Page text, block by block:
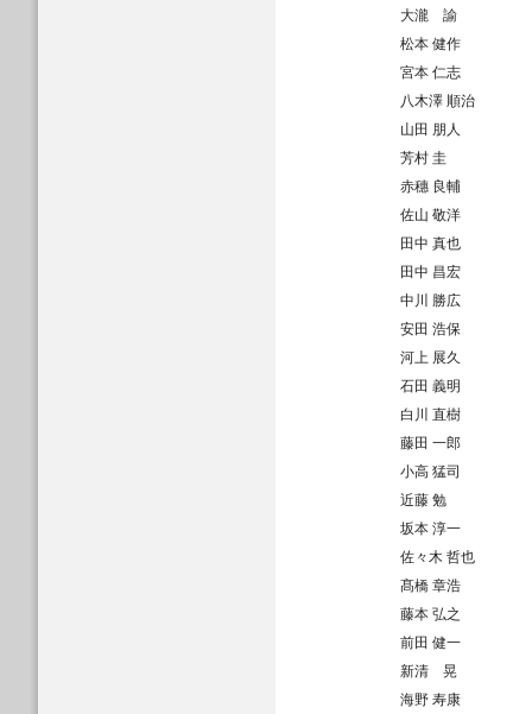
大瀧 諭
松本 健作
宮本 仁志
八木澤 順治
山田 朋人
芳村 圭
赤穗 良輔
佐山 敬洋
田中 真也
田中 昌宏
中川 勝広
安田 浩保
河上 展久
石田 義明
白川 直樹
藤田 一郎
小高 猛司
近藤 勉
坂本 淳一
佐々木 哲也
髙橋 章浩
藤本 弘之
前田 健一
新清 晃
海野 寿康